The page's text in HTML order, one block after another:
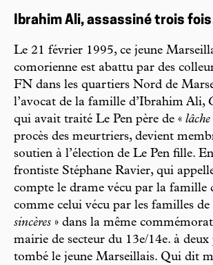
Ibrahim Ali, assassiné trois
Le 21 février 1995, ce jeune
comorienne est abattu par des
FN dans les quartiers Nord de
l’avocat de la famille d’Ibrahim Ali,
qui avait traité Le Pen père de « lâche
procès des meurtriers, devient
soutien à l’élection de Le Pen fille.
frontiste Stéphane Ravier, qui
compte le drame vécu par la famille
comme celui vécu par les familles de
sincères » dans la même
mairie de secteur du 13e/14e. à deux
tombé le jeune Marseillais. Qui dit